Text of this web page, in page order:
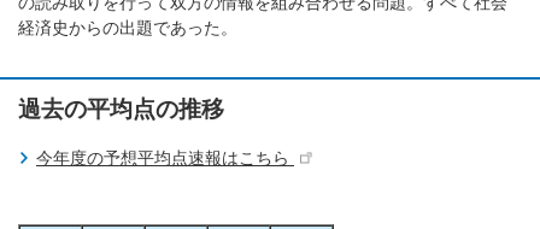
経済史からの出題であった。
過去の平均点の推移
今年度の予想平均点速報はこちら